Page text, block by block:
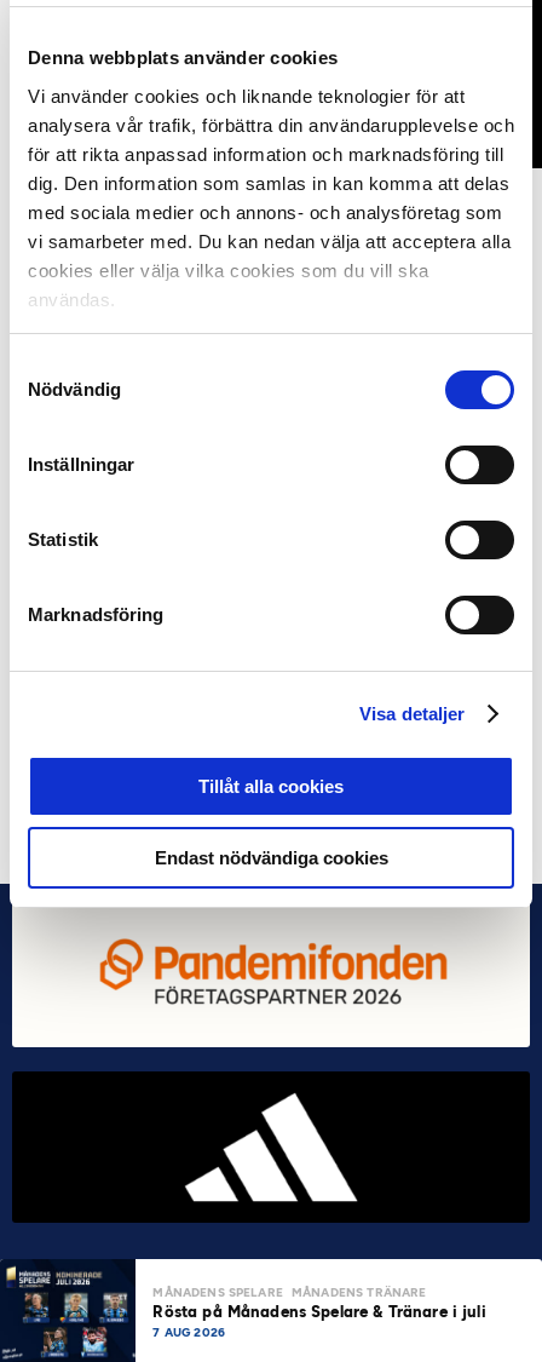
Denna webbplats använder cookies
Vi använder cookies och liknande teknologier för att
analysera vår trafik, förbättra din användarupplevelse och
för att rikta anpassad information och marknadsföring till
dig. Den information som samlas in kan komma att delas
med sociala medier och annons- och analysföretag som
vi samarbeter med. Du kan nedan välja att acceptera alla
cookies eller välja vilka cookies som du vill ska
användas.
Nödvändig
Inställningar
Statistik
Marknadsföring
Visa detaljer
Tillåt alla cookies
Endast nödvändiga cookies
Medverkade gjorde också Länsstyrelsen Stockholm
genom Christina Ericson, som är utvecklingsledare i
arbetet mot våld i nära relationer.
– Jag tyckte att det var ett bra och engagerat
– Länsstyrelsen samverkar ju med andra myndigheter
och organisationer men även med ideella föreningar.
När det gäller värdegrundsarbete och våldsprevention
ungdomar tidigt, innan normer har etsat sig fast. Jag
tror Länsstyrelsen kan bidra med våldsförebyggande
hjälpa till med en plattform för att nå ut till
föreningarna, men även genom att dela med sig vilka
Del två av webbinariet kommer att anordnas inom
Dela på Facebook Dela på Twitter
MÅNADENS SPELARE MÅNADENS TRÄNARE
Rösta på Månadens Spelare & Tränare i juli
7 AUG 2026